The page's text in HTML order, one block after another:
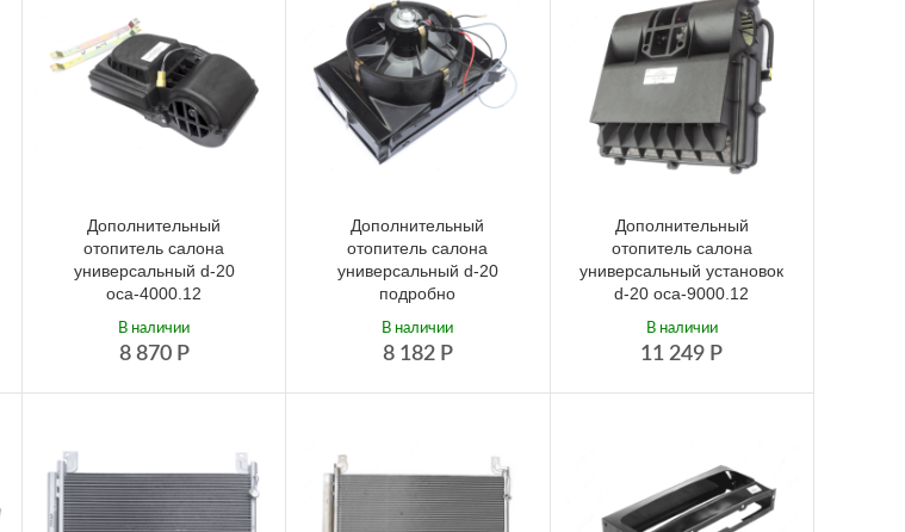
Дополнительный
отопитель салона
универсальный d-20
оса-4000.12
8 870 Р
В наличии
Дополнительный
отопитель салона
универсальный d-20
подробно
8 182 Р
В наличии
Дополнительный
отопитель салона
универсальный установок
d-20 оса-9000.12
11 249 Р
В наличии